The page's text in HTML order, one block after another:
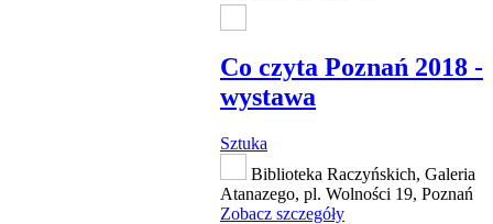
Co czyta Poznań 2018 -
wystawa
Sztuka
Biblioteka Raczyńskich, Galeria
Atanazego, pl. Wolności 19, Poznań
Zobacz szczegóły